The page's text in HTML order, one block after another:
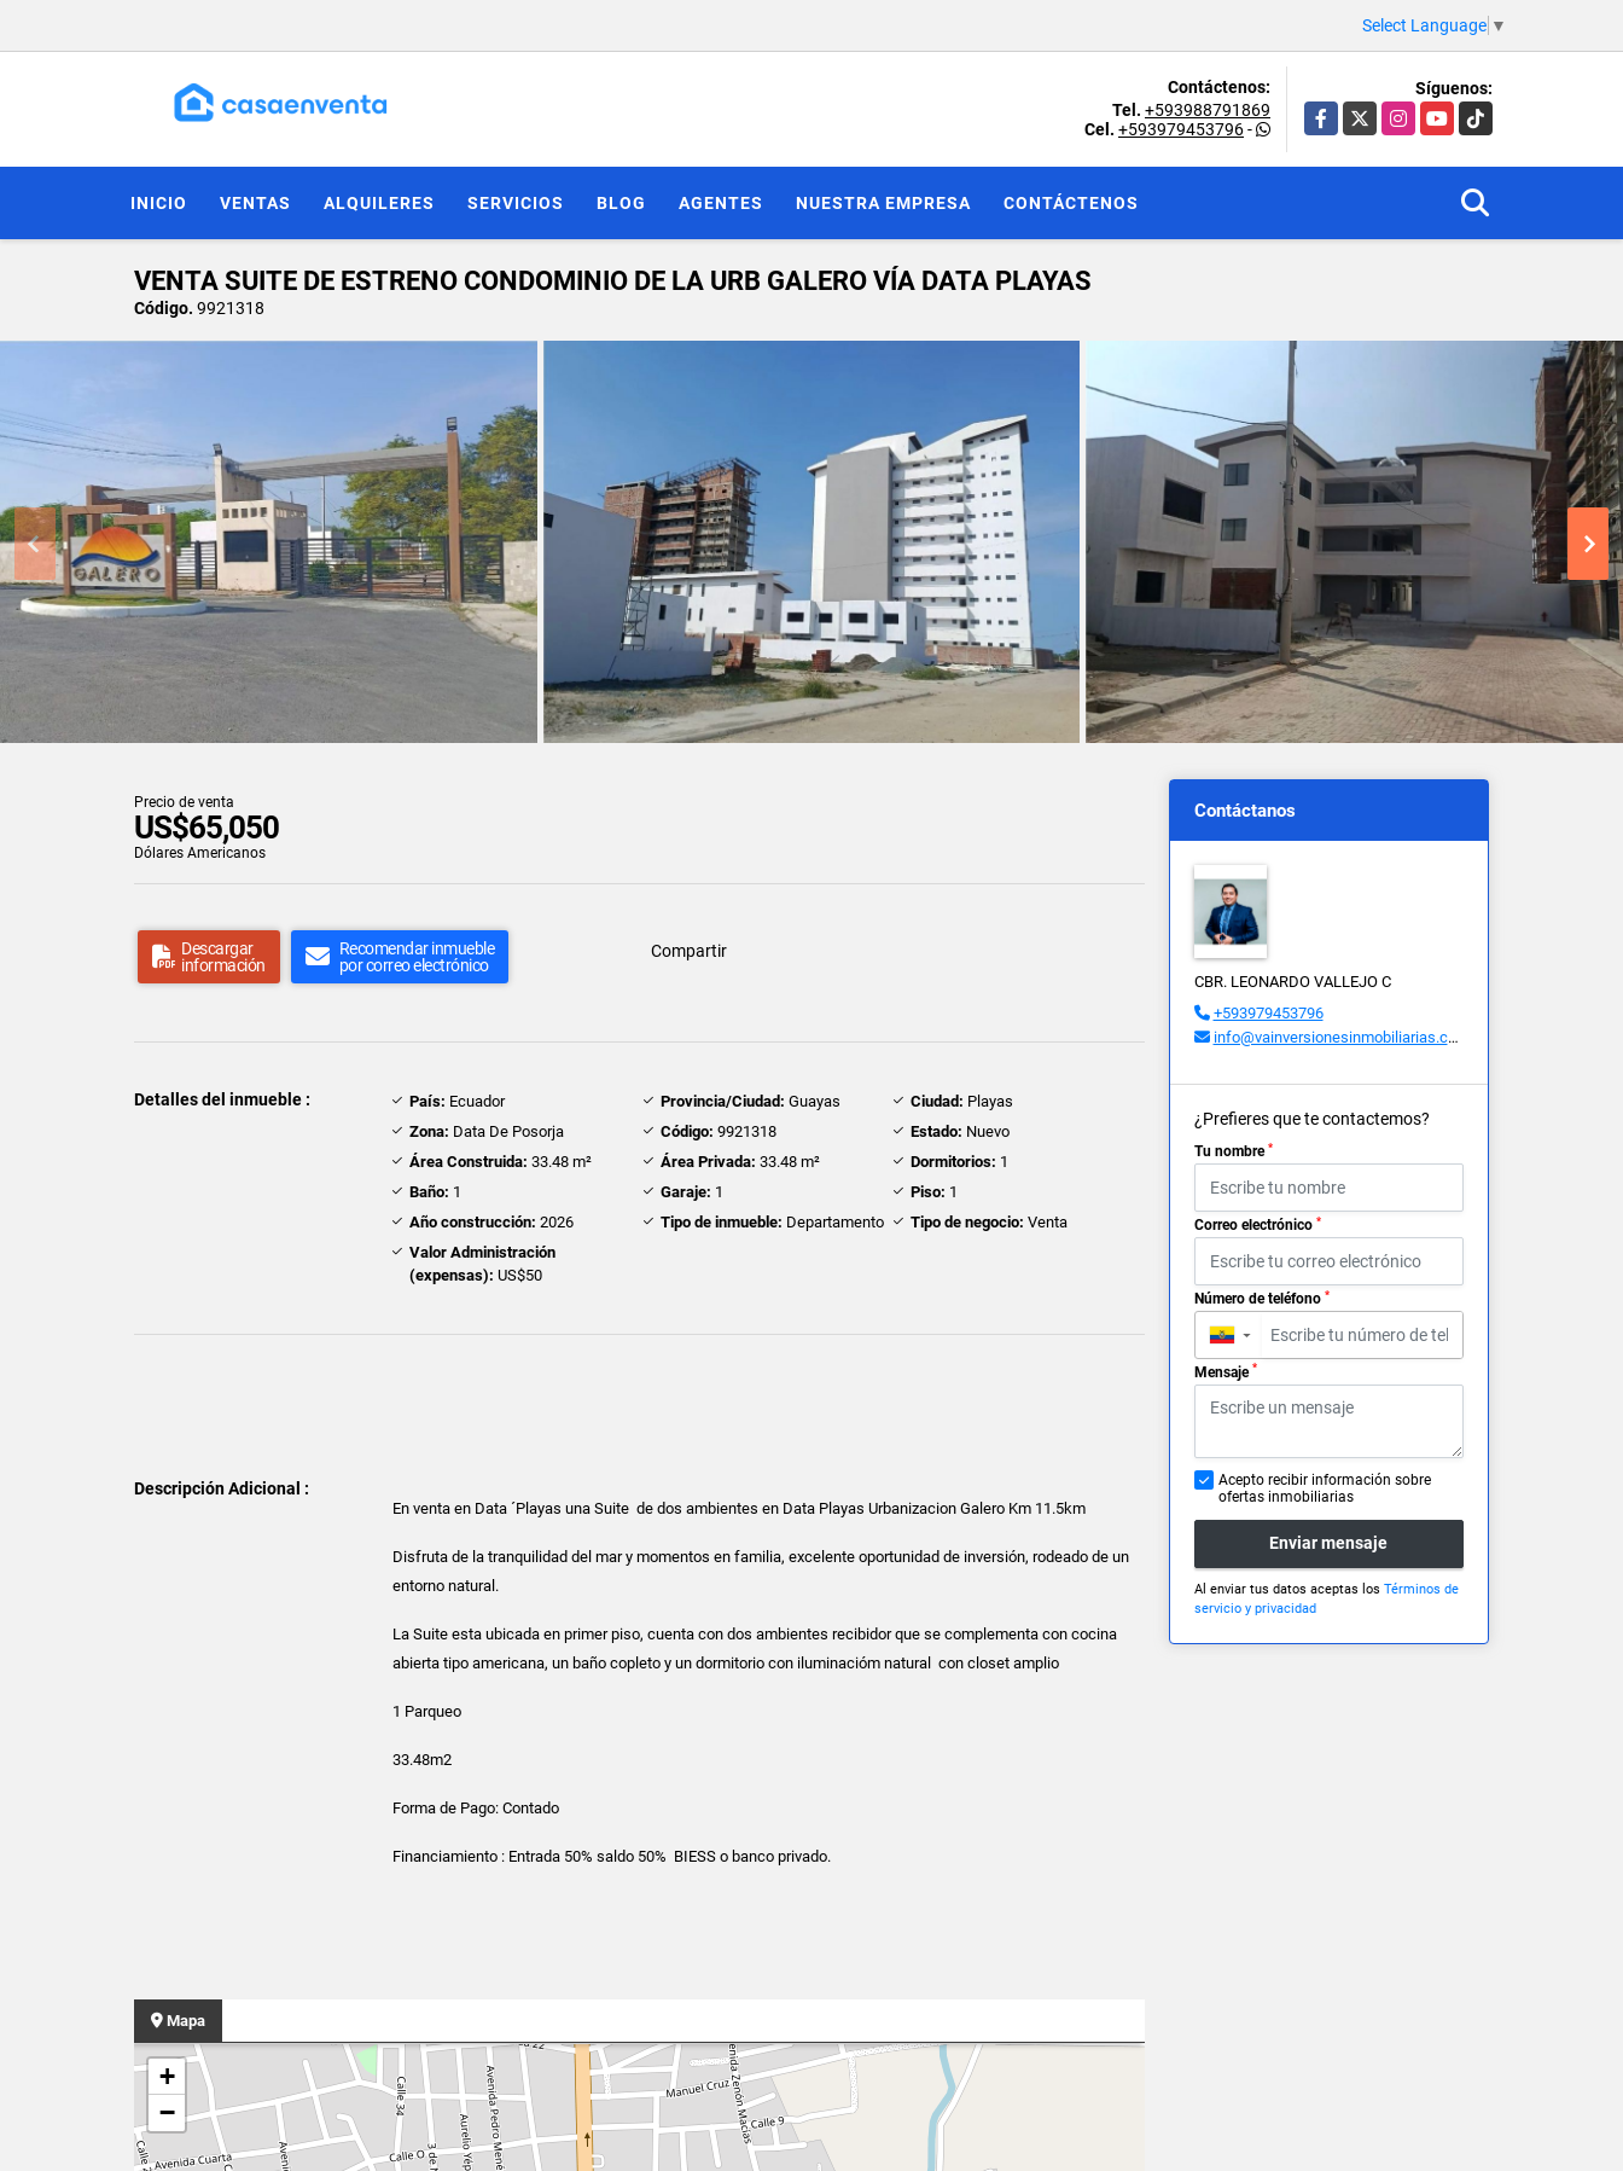
Select Language ▼
Contáctenos:
Tel. +593988791869
Cel. +593979453796-
Síguenos:
Facebook
X InstagramYouTubeTikTok
INICIO VENTAS ALQUILERES SERVICIOS BLOG AGENTES NUESTRA EMPRESA CONTÁCTENOS
VENTA SUITE DE ESTRENO CONDOMINIO DE LA URB GALERO VÍA DATA PLAYAS
Código. 9921318
Precio de venta
US$65,050
Dólares Americanos
Descargar
información
Recomendar inmueble
por correo electrónico
Compartir
Detalles del inmueble : País: Ecuador Provincia/Ciudad: Guayas Ciudad: Playas
Zona: Data De Posorja Código: 9921318 Estado: Nuevo
Área Construida: 33.48 m² Área Privada: 33.48 m² Dormitorios: 1
Baño: 1 Garaje: 1 Piso: 1
Año construcción: 2026 Tipo de inmueble: Departamento Tipo de negocio: Venta
Valor Administración
(expensas): US$50
Descripción Adicional :
En venta en Data ´Playas una Suite de dos ambientes en Data Playas Urbanizacion Galero Km 11.5km
Disfruta de la tranquilidad del mar y momentos en familia, excelente oportunidad de inversión, rodeado de un
entorno natural.
La Suite esta ubicada en primer piso, cuenta con dos ambientes recibidor que se complementa con cocina
abierta tipo americana, un baño copleto y un dormitorio con iluminacióm natural con closet amplio
1 Parqueo
33.48m2
Forma de Pago: Contado
Financiamiento : Entrada 50% saldo 50% BIESS o banco privado.
Mapa
+
−
Contáctanos
CBR. LEONARDO VALLEJO C
+593979453796
info@vainversionesinmobiliarias.com
¿Prefieres que te contactemos?
Tu nombre *
Correo electrónico *
Número de teléfono *
▼
Mensaje *
Acepto recibir información sobre
ofertas inmobiliarias
Enviar mensaje
Al enviar tus datos aceptas los Términos de
servicio y privacidad